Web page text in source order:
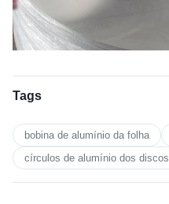
Tags
bobina de alumínio da folha
círculos de alumínio dos discos